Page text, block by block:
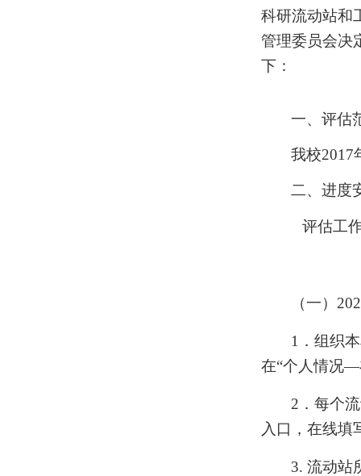
科研流动站和
管理委员会决
下：
一、评估
我校2017
二、进度
评估工
（一）
1 ．组织
在“个人情况—
2 ．每个
入口，在线填
3. 流动站